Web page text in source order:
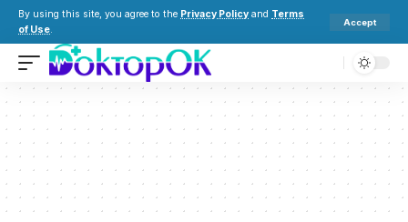
By using this site, you agree to the Privacy Policy and Terms
of Use.
Accept